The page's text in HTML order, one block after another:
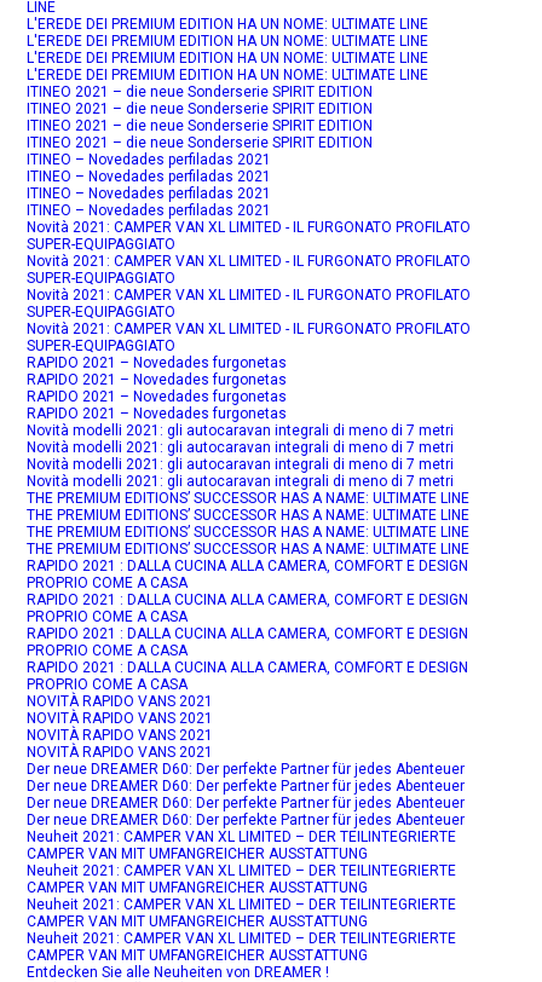
LINE
L'EREDE DEI PREMIUM EDITION HA UN NOME: ULTIMATE LINE
L'EREDE DEI PREMIUM EDITION HA UN NOME: ULTIMATE LINE
L'EREDE DEI PREMIUM EDITION HA UN NOME: ULTIMATE LINE
L'EREDE DEI PREMIUM EDITION HA UN NOME: ULTIMATE LINE
ITINEO 2021 – die neue Sonderserie SPIRIT EDITION
ITINEO 2021 – die neue Sonderserie SPIRIT EDITION
ITINEO 2021 – die neue Sonderserie SPIRIT EDITION
ITINEO 2021 – die neue Sonderserie SPIRIT EDITION
ITINEO – Novedades perfiladas 2021
ITINEO – Novedades perfiladas 2021
ITINEO – Novedades perfiladas 2021
ITINEO – Novedades perfiladas 2021
Novità 2021: CAMPER VAN XL LIMITED - IL FURGONATO PROFILATO
SUPER-EQUIPAGGIATO
Novità 2021: CAMPER VAN XL LIMITED - IL FURGONATO PROFILATO
SUPER-EQUIPAGGIATO
Novità 2021: CAMPER VAN XL LIMITED - IL FURGONATO PROFILATO
SUPER-EQUIPAGGIATO
Novità 2021: CAMPER VAN XL LIMITED - IL FURGONATO PROFILATO
SUPER-EQUIPAGGIATO
RAPIDO 2021 – Novedades furgonetas
RAPIDO 2021 – Novedades furgonetas
RAPIDO 2021 – Novedades furgonetas
RAPIDO 2021 – Novedades furgonetas
Novità modelli 2021: gli autocaravan integrali di meno di 7 metri
Novità modelli 2021: gli autocaravan integrali di meno di 7 metri
Novità modelli 2021: gli autocaravan integrali di meno di 7 metri
Novità modelli 2021: gli autocaravan integrali di meno di 7 metri
THE PREMIUM EDITIONS’ SUCCESSOR HAS A NAME: ULTIMATE LINE
THE PREMIUM EDITIONS’ SUCCESSOR HAS A NAME: ULTIMATE LINE
THE PREMIUM EDITIONS’ SUCCESSOR HAS A NAME: ULTIMATE LINE
THE PREMIUM EDITIONS’ SUCCESSOR HAS A NAME: ULTIMATE LINE
RAPIDO 2021 : DALLA CUCINA ALLA CAMERA, COMFORT E DESIGN
PROPRIO COME A CASA
RAPIDO 2021 : DALLA CUCINA ALLA CAMERA, COMFORT E DESIGN
PROPRIO COME A CASA
RAPIDO 2021 : DALLA CUCINA ALLA CAMERA, COMFORT E DESIGN
PROPRIO COME A CASA
RAPIDO 2021 : DALLA CUCINA ALLA CAMERA, COMFORT E DESIGN
PROPRIO COME A CASA
NOVITÀ RAPIDO VANS 2021
NOVITÀ RAPIDO VANS 2021
NOVITÀ RAPIDO VANS 2021
NOVITÀ RAPIDO VANS 2021
Der neue DREAMER D60: Der perfekte Partner für jedes Abenteuer
Der neue DREAMER D60: Der perfekte Partner für jedes Abenteuer
Der neue DREAMER D60: Der perfekte Partner für jedes Abenteuer
Der neue DREAMER D60: Der perfekte Partner für jedes Abenteuer
Neuheit 2021: CAMPER VAN XL LIMITED – DER TEILINTEGRIERTE
CAMPER VAN MIT UMFANGREICHER AUSSTATTUNG
Neuheit 2021: CAMPER VAN XL LIMITED – DER TEILINTEGRIERTE
CAMPER VAN MIT UMFANGREICHER AUSSTATTUNG
Neuheit 2021: CAMPER VAN XL LIMITED – DER TEILINTEGRIERTE
CAMPER VAN MIT UMFANGREICHER AUSSTATTUNG
Neuheit 2021: CAMPER VAN XL LIMITED – DER TEILINTEGRIERTE
CAMPER VAN MIT UMFANGREICHER AUSSTATTUNG
Entdecken Sie alle Neuheiten von DREAMER !